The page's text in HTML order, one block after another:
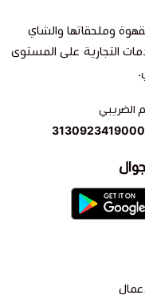
وملحقاتها والشاي
التجارية على المستوى
الضريبي